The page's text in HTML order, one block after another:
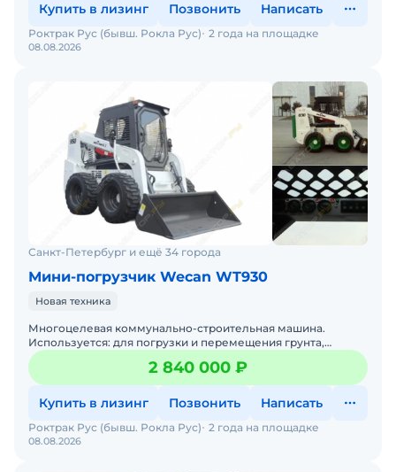
Купить в лизинг Позвонить Написать
08.08.2026
Роктрак Рус (бывш. Рокла Рус) 2 года на площадке
Санкт-Петербург и ещё 34 города
Мини-погрузчик Wecan WT930
Новая техника
Многоцелевая коммунально-строительная машина.
Используется: для погрузки и перемещения грунта,
сыпучих пород, кусковых материалов; планировки участков
местности
2 840 000 ₽
Купить в лизинг Позвонить Написать
08.08.2026
Роктрак Рус (бывш. Рокла Рус) 2 года на площадке